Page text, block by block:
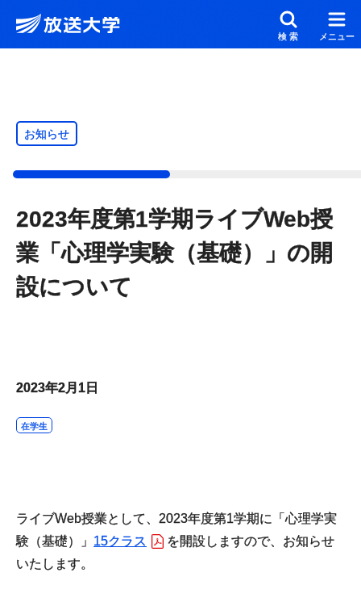
メインコンテンツにスキップ
検索 メニュー
お知らせ
2023年度第1学期ライブWeb授
業「心理学実験（基礎）」の開
設について
2023年2月1日
在学生
ライブWeb授業として、2023年度第1学期に「心理学実
験（基礎）」 15クラス
を開設しますので、お知らせ
いたします。